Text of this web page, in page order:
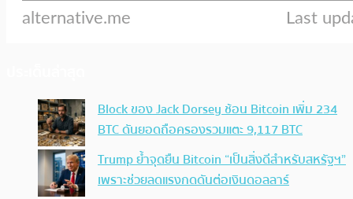
Block ของ Jack Dorsey ช้อน Bitcoin เพิ่ม 234
BTC ดันยอดถือครองรวมแตะ 9,117 BTC
Trump ย้ำจุดยืน Bitcoin “เป็นสิ่งดีสำหรับสหรัฐฯ”
เพราะช่วยลดแรงกดดันต่อเงินดอลลาร์